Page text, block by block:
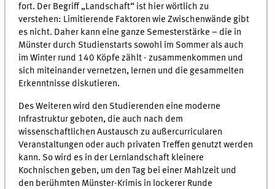
fort. Der Begriff „Landschaft“ ist hier wörtlich zu
verstehen: Limitierende Faktoren wie Zwischenwände gibt
es nicht. Daher kann eine ganze Semesterstärke – die in
Münster durch Studienstarts sowohl im Sommer als auch
im Winter rund 140 Köpfe zählt - zusammenkommen und
sich miteinander vernetzen, lernen und die gesammelten
Erkenntnisse diskutieren.
Des Weiteren wird den Studierenden eine moderne
Infrastruktur geboten, die auch nach dem
wissenschaftlichen Austausch zu außercurricularen
Veranstaltungen oder auch privaten Treffen genutzt werden
kann. So wird es in der Lernlandschaft kleinere
Kochnischen geben, um den Tag bei einer Mahlzeit und
den berühmten Münster-Krimis in lockerer Runde